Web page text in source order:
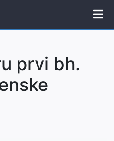
prvi bh.